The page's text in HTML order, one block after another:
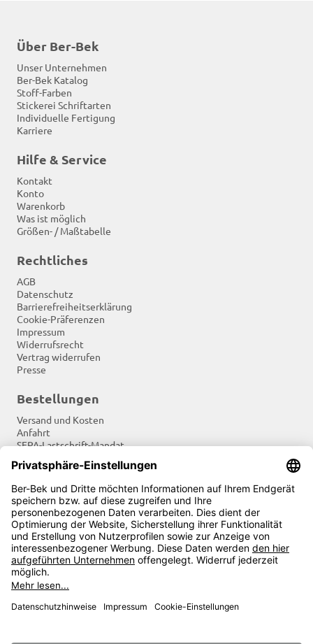
Über Ber-Bek
Unser Unternehmen
Ber-Bek Katalog
Stoff-Farben
Stickerei Schriftarten
Individuelle Fertigung
Karriere
Hilfe & Service
Kontakt
Konto
Warenkorb
Was ist möglich
Größen- / Maßtabelle
Rechtliches
AGB
Datenschutz
Barrierefreiheitserklärung
Cookie-Präferenzen
Impressum
Widerrufsrecht
Vertrag widerrufen
Presse
Bestellungen
Versand und Kosten
Anfahrt
SEPA-Lastschrift-Mandat
Newsletter
Soziale Netzwerke
Zahlungsarten